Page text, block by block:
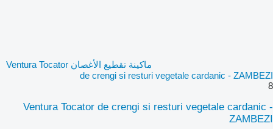
ماكينة تقطيع الأغصان Ventura Tocator
de crengi si resturi vegetale cardanic - ZAMBEZI
8
Ventura Tocator de crengi si resturi vegetale cardanic -
ZAMBEZI